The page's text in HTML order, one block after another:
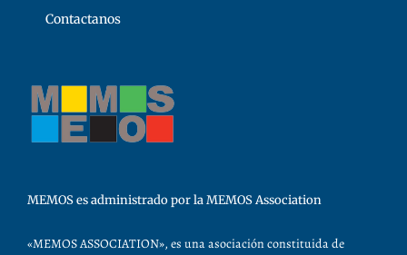
Contactanos
MEMOS es administrado por la MEMOS Association
«MEMOS ASSOCIATION», es una asociación constituida de